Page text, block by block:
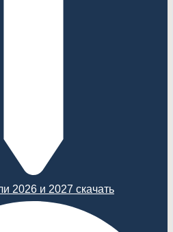
2026 и 2027 скачать